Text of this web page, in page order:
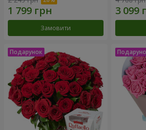
Замовити